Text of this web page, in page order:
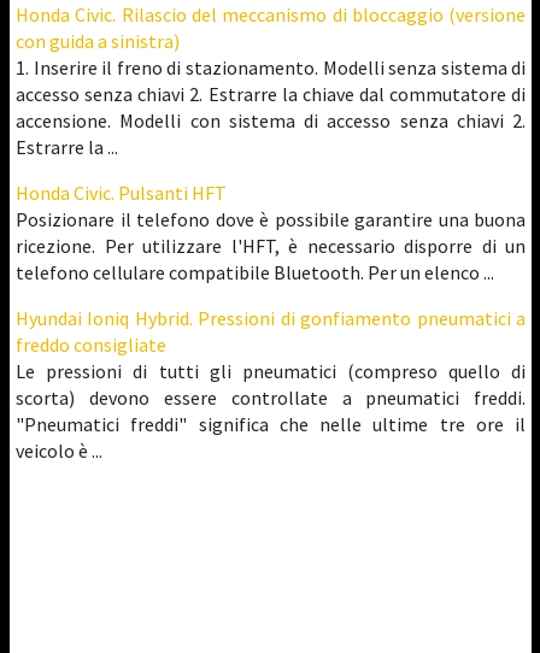
Honda Civic. Rilascio del meccanismo di bloccaggio (versione
con guida a sinistra)
1. Inserire il freno di stazionamento. Modelli senza sistema di
accesso senza chiavi 2. Estrarre la chiave dal commutatore di
accensione. Modelli con sistema di accesso senza chiavi 2.
Estrarre la ...
Honda Civic. Pulsanti HFT
Posizionare il telefono dove è possibile garantire una buona
ricezione. Per utilizzare l'HFT, è necessario disporre di un
telefono cellulare compatibile Bluetooth. Per un elenco ...
Hyundai Ioniq Hybrid. Pressioni di gonfiamento pneumatici a
freddo consigliate
Le pressioni di tutti gli pneumatici (compreso quello di
scorta) devono essere controllate a pneumatici freddi.
"Pneumatici freddi" significa che nelle ultime tre ore il
veicolo è ...